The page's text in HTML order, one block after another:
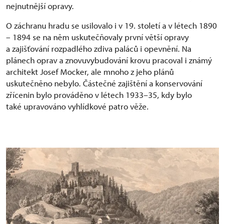
nejnutnější opravy.
O záchranu hradu se usilovalo i v 19. století a v létech 1890
– 1894 se na něm uskutečňovaly první větší opravy
a zajišťování rozpadlého zdiva paláců i opevnění. Na
plánech oprav a znovuvybudování krovu pracoval i známý
architekt Josef Mocker, ale mnoho z jeho plánů
uskutečněno nebylo. Částečné zajištění a konservování
zřícenin bylo prováděno v létech 1933–35, kdy bylo
také upravováno vyhlídkové patro věže.